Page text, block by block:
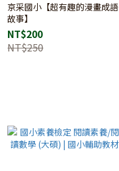
京采國小【超有趣的漫畫成語
故事】
NT$200
NT$250